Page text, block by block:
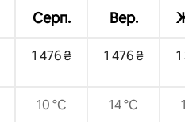
Серп. Вер.
1 476 ₴ 1 476 ₴
10 °C 14 °C